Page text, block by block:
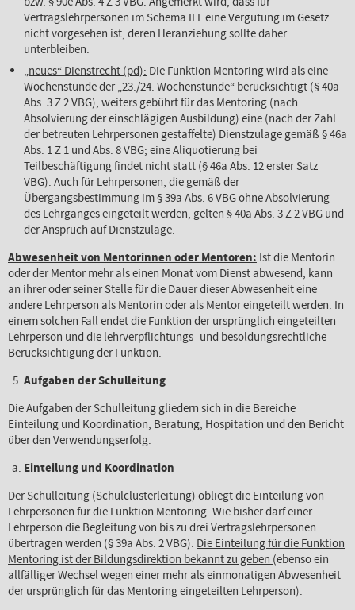
Vertragslehrpersonen im Schema II L eine Vergütung im Gesetz
nicht vorgesehen ist; deren Heranziehung sollte daher
unterbleiben.
„neues“ Dienstrecht (pd): Die Funktion Mentoring wird als eine
Wochenstunde der „23./24. Wochenstunde“ berücksichtigt (§ 40a
Abs. 3 Z 2 VBG); weiters gebührt für das Mentoring (nach
Absolvierung der einschlägigen Ausbildung) eine (nach der Zahl
der betreuten Lehrpersonen gestaffelte) Dienstzulage gemäß § 46a
Abs. 1 Z 1 und Abs. 8 VBG; eine Aliquotierung bei
Teilbeschäftigung findet nicht statt (§ 46a Abs. 12 erster Satz
VBG). Auch für Lehrpersonen, die gemäß der
Übergangsbestimmung im § 39a Abs. 6 VBG ohne Absolvierung
des Lehrganges eingeteilt werden, gelten § 40a Abs. 3 Z 2 VBG und
der Anspruch auf Dienstzulage.
Abwesenheit von Mentorinnen oder Mentoren: Ist die Mentorin
oder der Mentor mehr als einen Monat vom Dienst abwesend, kann
an ihrer oder seiner Stelle für die Dauer dieser Abwesenheit eine
andere Lehrperson als Mentorin oder als Mentor eingeteilt werden. In
einem solchen Fall endet die Funktion der ursprünglich eingeteilten
Lehrperson und die lehrverpflichtungs- und besoldungsrechtliche
Berücksichtigung der Funktion.
Aufgaben der Schulleitung
Die Aufgaben der Schulleitung gliedern sich in die Bereiche
Einteilung und Koordination, Beratung, Hospitation und den Bericht
über den Verwendungserfolg.
Einteilung und Koordination
Der Schulleitung (Schulclusterleitung) obliegt die Einteilung von
Lehrpersonen für die Funktion Mentoring. Wie bisher darf einer
Lehrperson die Begleitung von bis zu drei Vertragslehrpersonen
übertragen werden (§ 39a Abs. 2 VBG). Die Einteilung für die Funktion
Mentoring ist der Bildungsdirektion bekannt zu geben (ebenso ein
allfälliger Wechsel wegen einer mehr als einmonatigen Abwesenheit
der ursprünglich für das Mentoring eingeteilten Lehrperson).